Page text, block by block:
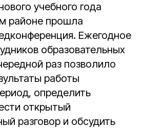
учебного года
районе прошла
Ежегодное
образовательных
раз позволило
работы
определить
открытый
разговор и обсудить